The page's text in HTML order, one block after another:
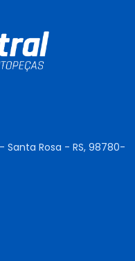
Rosa - RS, 98780-